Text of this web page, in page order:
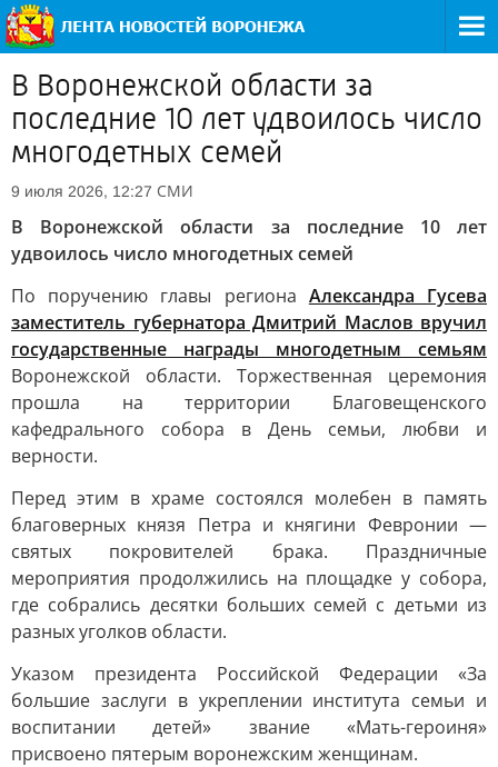
В Воронежской области за
последние 10 лет удвоилось число
многодетных семей
9 июля 2026, 12:27 СМИ
В Воронежской области за последние 10 лет
удвоилось число многодетных семей
По поручению главы региона Александра Гусева
заместитель губернатора Дмитрий Маслов вручил
государственные награды многодетным семьям
Воронежской области. Торжественная церемония
прошла на территории Благовещенского
кафедрального собора в День семьи, любви и
верности.
Перед этим в храме состоялся молебен в память
благоверных князя Петра и княгини Февронии —
святых покровителей брака. Праздничные
мероприятия продолжились на площадке у собора,
где собрались десятки больших семей с детьми из
разных уголков области.
Указом президента Российской Федерации «За
большие заслуги в укреплении института семьи и
воспитании детей» звание «Мать-героиня»
присвоено пятерым воронежским женщинам.